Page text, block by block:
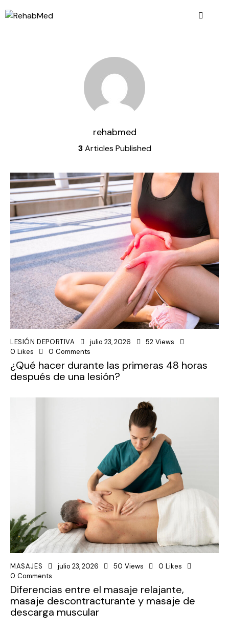
rehabmed
3Articles Published
LESIÓN DEPORTIVA julio 23, 2026 52 Views
0 Likes 0 Comments
¿Qué hacer durante las primeras 48 horas
después de una lesión?
MASAJES julio 23, 2026 50 Views 0 Likes
0 Comments
Diferencias entre el masaje relajante,
masaje descontracturante y masaje de
descarga muscular